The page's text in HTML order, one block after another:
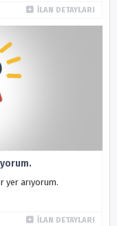
İLAN DETAYLARI
yer arıyorum.
İLAN DETAYLARI